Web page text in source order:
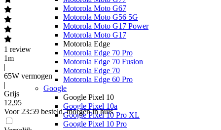
Motorola Moto G67
Motorola Moto G56 5G
Motorola Moto G17 Power
Motorola Moto G17
Motorola Edge
Motorola Edge 70 Pro
Motorola Edge 70 Fusion
Motorola Edge 70
Motorola Edge 60 Pro
Google
Google Pixel 10
Google Pixel 10a
Google Pixel 10 Pro XL
Google Pixel 10 Pro
1 review
1m
|
65W vermogen
|
Grijs
12,95
Voor 23:59 besteld, morgen in huis